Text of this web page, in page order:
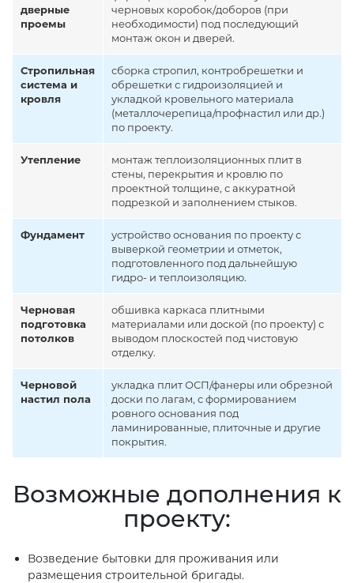
дверные
проемы
черновых коробок/доборов (при
необходимости) под последующий
монтаж окон и дверей.
Стропильная
система и
кровля
сборка стропил, контробрешетки и
обрешетки с гидроизоляцией и
укладкой кровельного материала
(металлочерепица/профнастил или др.)
по проекту.
Утепление
монтаж теплоизоляционных плит в
стены, перекрытия и кровлю по
проектной толщине, с аккуратной
подрезкой и заполнением стыков.
Фундамент
устройство основания по проекту с
выверкой геометрии и отметок,
подготовленного под дальнейшую
гидро- и теплоизоляцию.
Черновая
подготовка
потолков
обшивка каркаса плитными
материалами или доской (по проекту) с
выводом плоскостей под чистовую
отделку.
Черновой
настил пола
укладка плит ОСП/фанеры или обрезной
доски по лагам, с формированием
ровного основания под
ламинированные, плиточные и другие
покрытия.
Возможные дополнения к
проекту:
Возведение бытовки для проживания или
размещения строительной бригады.